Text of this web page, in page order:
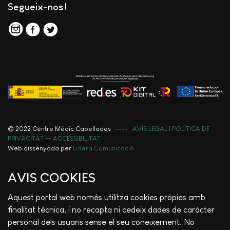
Segueix-nos!
© 2022 Centre Mèdic Capellades ---- AVÍS LEGAL I POLÍTICA DE
PRIVACITAT -- ACCESSIBILITAT
Web dissenyada per Lidera Comunicació
AVIS COOKIES
Aquest portal web només utilitza cookies pròpies amb
finalitat tècnica, i no recapta ni cedeix dades de caràcter
personal dels usuaris sense el seu coneixement. No